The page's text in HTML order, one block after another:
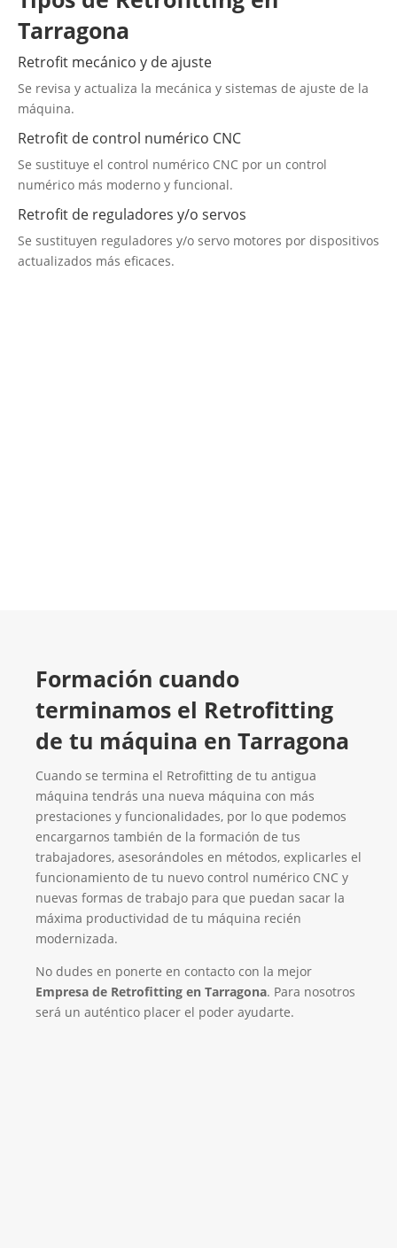
Tarragona
Retrofit mecánico y de ajuste
Se revisa y actualiza la mecánica y sistemas de ajuste de la
máquina.
Retrofit de control numérico CNC
Se sustituye el control numérico CNC por un control
numérico más moderno y funcional.
Retrofit de reguladores y/o servos
Se sustituyen reguladores y/o servo motores por dispositivos
actualizados más eficaces.
Formación cuando
terminamos el Retrofitting
de tu máquina en Tarragona
Cuando se termina el Retrofitting de tu antigua
máquina tendrás una nueva máquina con más
prestaciones y funcionalidades, por lo que podemos
encargarnos también de la formación de tus
trabajadores, asesorándoles en métodos, explicarles el
funcionamiento de tu nuevo control numérico CNC y
nuevas formas de trabajo para que puedan sacar la
máxima productividad de tu máquina recién
modernizada.
No dudes en ponerte en contacto con la mejor
Empresa de Retrofitting en Tarragona. Para nosotros
será un auténtico placer el poder ayudarte.